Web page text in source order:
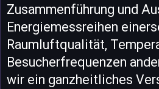
Zusammenführung und
Energiemessreihen
Raumluftqualität,
Besucherfrequenzen
wir ein ganzheitliches